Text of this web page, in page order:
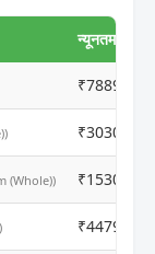
न्यूनतम मूल्य
₹7889
₹3030
(Whole)) ₹1530
₹4479